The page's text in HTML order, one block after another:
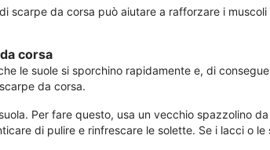
scarpe da corsa può aiutare a rafforzare i
corsa
le suole si sporchino rapidamente e, di
da corsa.
Per fare questo, usa un vecchio spazzolino
di pulire e rinfrescare le solette. Se i lacci o